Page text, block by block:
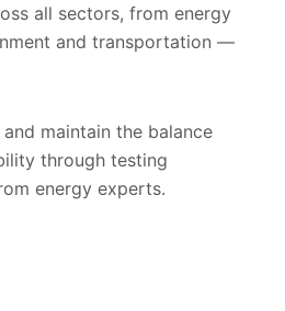
all sectors, from energy
and transportation —
maintain the balance
through testing
energy experts.